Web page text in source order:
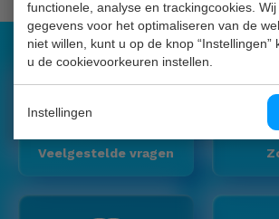
functionele, analyse en trackingcookies.
gegevens voor het optimaliseren van de
niet willen, kunt u op de knop “Instellingen”
u de cookievoorkeuren instellen.
Instellingen
Bekijk ook:
Veelgestelde vragen